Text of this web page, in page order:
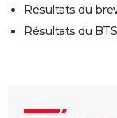
Résultats du
Résultats du